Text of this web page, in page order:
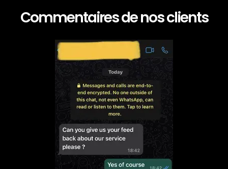
Commentaires de nos clients